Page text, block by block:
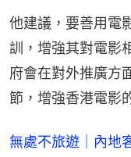
他建議，要善用電
訓，增強其對電影
府會在對外推廣方
節，增強香港電影
無處不旅遊｜內地